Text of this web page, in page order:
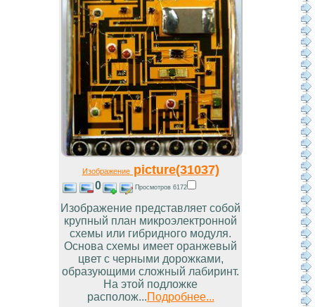
Изображениеpicture(31037)
0 Просмотров 6172
Изображение представляет собой
крупный план микроэлектронной
схемы или гибридного модуля.
Основа схемы имеет оранжевый
цвет с черными дорожками,
образующими сложный лабиринт.
На этой подложке
располож...Подробнее...